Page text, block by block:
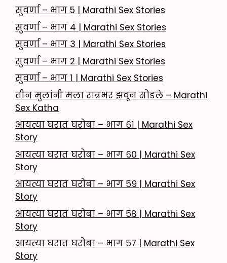
सुवर्णा – भाग 5 | Marathi Sex Stories
सुवर्णा – भाग 4 | Marathi Sex Stories
सुवर्णा – भाग 3 | Marathi Sex Stories
सुवर्णा – भाग 2 | Marathi Sex Stories
सुवर्णा – भाग १ | Marathi Sex Stories
तीन मुलांनी मला रात्रभर झवून सोडले – Marathi
Sex Katha
आयत्या घरात घरोबा – भाग ६१ | Marathi Sex
Story
आयत्या घरात घरोबा – भाग ६० | Marathi Sex
Story
आयत्या घरात घरोबा – भाग ५९ | Marathi Sex
Story
आयत्या घरात घरोबा – भाग ५८ | Marathi Sex
Story
आयत्या घरात घरोबा – भाग ५७ | Marathi Sex
Story